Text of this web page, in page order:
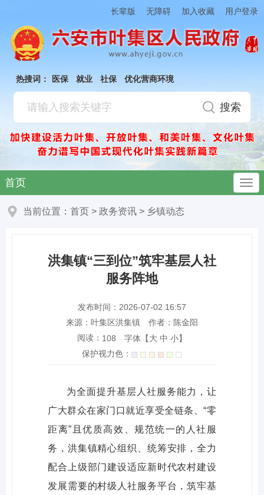
长辈版 无障碍 加入收藏 用户登录
热搜词： 医保 就业 社保 优化营商环境
首页
当前位置： 首页 > 政务资讯 > 乡镇动态
洪集镇“三到位”筑牢基层人社
服务阵地
发布时间：2026-07-02 16:57
来源：叶集区洪集镇
作者：陈金阳
阅读： 108 字体【大 中 小】
保护视力色：
为全面提升基层人社服务能力，让
广大群众在家门口就近享受全链条、“零
距离”且优质高效、规范统一的人社服
务，洪集镇精心组织、统筹安排，全力
配合上级部门建设适应新时代农村建设
发展需要的村级人社服务平台，筑牢基